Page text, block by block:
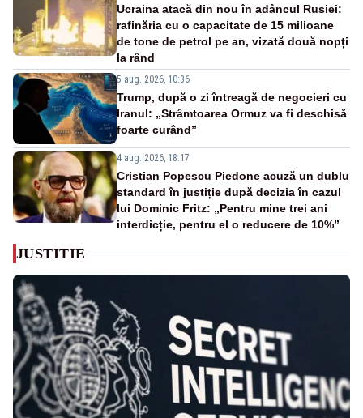
Ucraina atacă din nou în adâncul Rusiei:
rafinăria cu o capacitate de 15 milioane
de tone de petrol pe an, vizată două nopți
la rând
5 aug. 2026, 10:36
Trump, după o zi întreagă de negocieri cu
Iranul: „Strâmtoarea Ormuz va fi deschisă
foarte curând”
4 aug. 2026, 18:17
Cristian Popescu Piedone acuză un dublu
standard în justiție după decizia în cazul
lui Dominic Fritz: „Pentru mine trei ani
interdicție, pentru el o reducere de 10%”
JUSTITIE